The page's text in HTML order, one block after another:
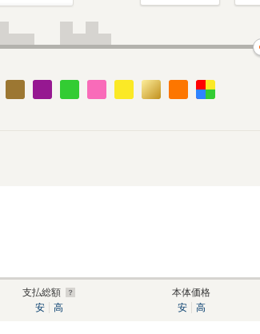
支払総額
安
高
本体価格
安
高